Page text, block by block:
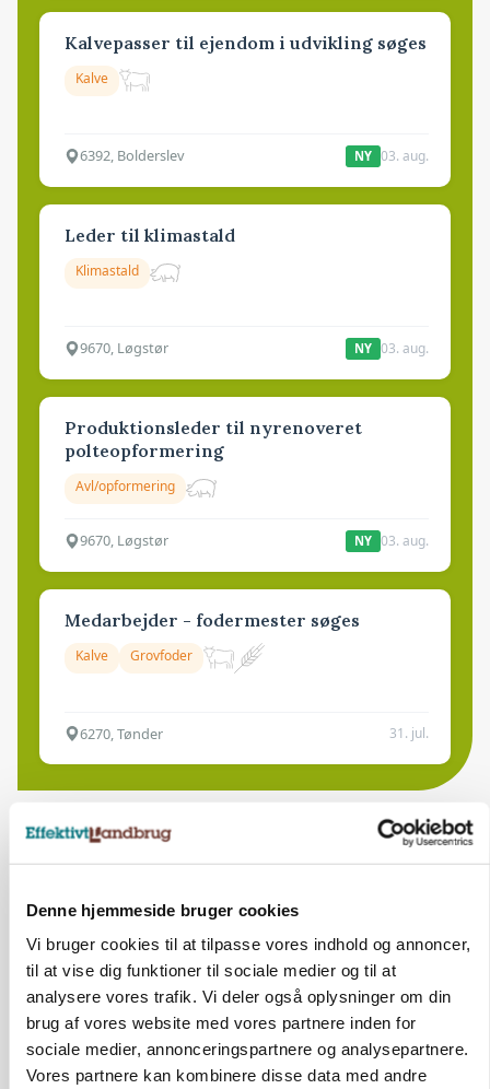
Denne hjemmeside bruger cookies
Vi bruger cookies til at tilpasse vores indhold og annoncer,
til at vise dig funktioner til sociale medier og til at
analysere vores trafik. Vi deler også oplysninger om din
brug af vores website med vores partnere inden for
sociale medier, annonceringspartnere og analysepartnere.
Vores partnere kan kombinere disse data med andre
Kalvepasser til ejendom i udvikling søges
Kalve
6392, Bolderslev NY 03. aug.
Leder til klimastald
Klimastald
9670, Løgstør NY 03. aug.
Produktionsleder til nyrenoveret
polteopformering
Avl/opformering
9670, Løgstør NY 03. aug.
Medarbejder - fodermester søges
Kalve Grovfoder
6270, Tønder 31. jul.
LEDER